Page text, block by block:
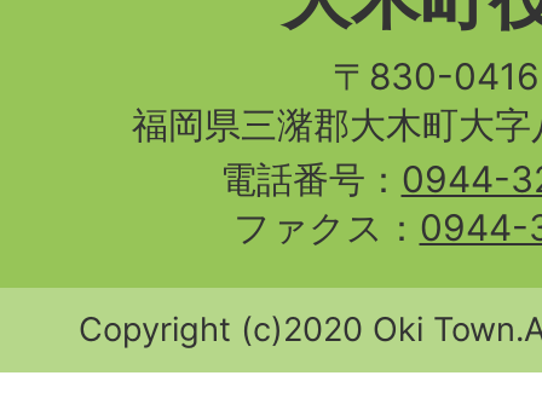
〒830-
福岡県三潴郡大木町大
電話番号： 0944-
ファクス： 0944-
Copyright (c)2020 Oki